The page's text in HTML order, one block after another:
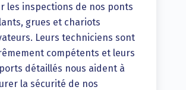
les inspections de nos ponts
grues et chariots
Leurs techniciens sont
compétents et leurs
détaillés nous aident à
la sécurité de nos